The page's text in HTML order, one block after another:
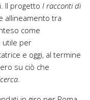
Il progetto I racconti di
allineamento tra
come
utile per
e oggi, al termine
su ciò che
.